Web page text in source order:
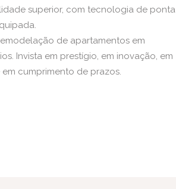
superior, com tecnologia de ponta
de apartamentos em
Invista em prestígio, em inovação, em
cumprimento de prazos.